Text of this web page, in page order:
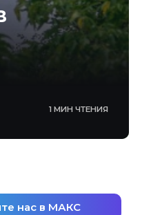
1 МИН ЧТЕНИЯ
нас в МАКС